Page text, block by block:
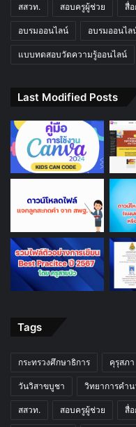
สสวท. สอบครูผู้ช่วย สื่
อบรมออนไลน์ อบรมออนไล
แบบทดสอบวัดความรู้ออนไลน์
Last Modified Posts
Tags
กระทรวงศึกษาธิการ คุรุสภา
วันวิสาขบูชา วิทยาการคำ
สสวท. สอบครูผู้ช่วย สื่